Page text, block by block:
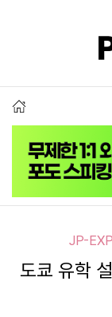
JP-
도쿄 유학